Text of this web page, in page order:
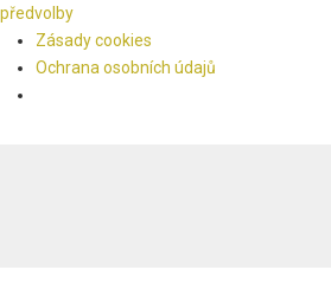
předvolby
Zásady cookies
Ochrana osobních údajů